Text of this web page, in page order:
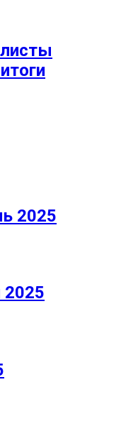
2025